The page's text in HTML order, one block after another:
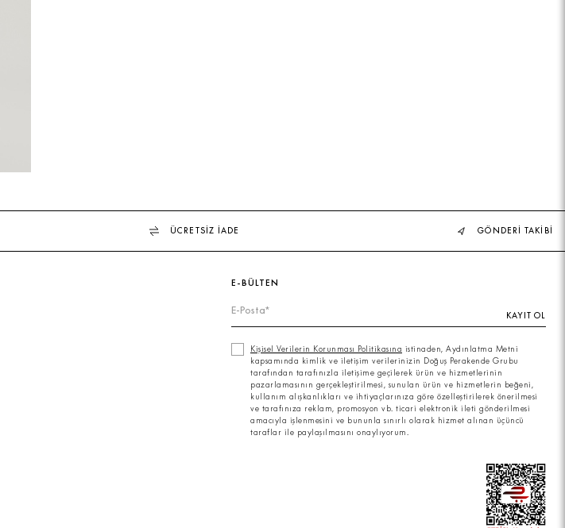
ÜCRETSİZ İADE GÖNDERİ TAKİBİ
E-BÜLTEN
KAYIT OL
Kişisel Verilerin Korunması Politikasına istinaden, Aydınlatma Metni
kapsamında kimlik ve iletişim verilerinizin Doğuş Perakende Grubu
tarafından tarafınızla iletişime geçilerek ürün ve hizmetlerinin
pazarlamasının gerçekleştirilmesi, sunulan ürün ve hizmetlerin beğeni,
kullanım alışkanlıkları ve ihtiyaçlarınıza göre özelleştirilerek önerilmesi
ve tarafınıza reklam, promosyon vb. ticari elektronik ileti gönderilmesi
amacıyla işlenmesini ve bununla sınırlı olarak hizmet alınan üçüncü
taraflar ile paylaşılmasını onaylıyorum.